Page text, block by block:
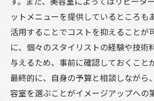
ットメニューを提供しているところも
活用することでコストを抑えることが
に、個々のスタイリストの経験や技術
与えるため、事前に確認しておくこと
最終的に、自身の予算と相談しながら
容室を選ぶことがイメージアップへの